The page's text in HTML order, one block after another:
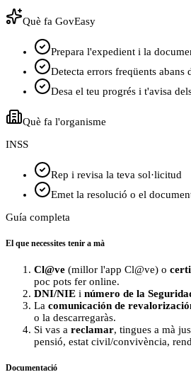
Què fa GovEasy
Prepara l'expedient i la
Detecta errors freqüents abans
Desa el teu progrés i t'avisa
Què fa l'organisme
INSS
Rep i revisa la teva sol·licitud
Emet la resolució o el
Guía completa
El que necessites tenir a mà
Cl@ve (millor l'app Cl@ve) o
poc pots fer online.
DNI/NIE i número de la
La comunicación de
o la descarregaràs.
Si vas a reclamar, tingues a mà
pensió, estat civil/convivència,
Documentació